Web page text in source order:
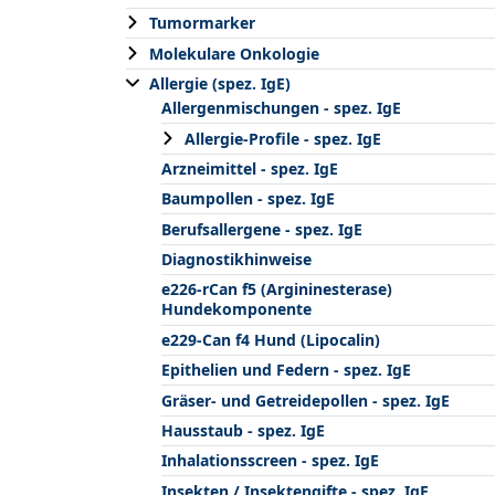
Tumormarker
Molekulare Onkologie
Allergie (spez. IgE)
Allergenmischungen - spez. IgE
Allergie-Profile - spez. IgE
Arzneimittel - spez. IgE
Baumpollen - spez. IgE
Berufsallergene - spez. IgE
Diagnostikhinweise
e226-rCan f5 (Argininesterase)
Hundekomponente
e229-Can f4 Hund (Lipocalin)
Epithelien und Federn - spez. IgE
Gräser- und Getreidepollen - spez. IgE
Hausstaub - spez. IgE
Inhalationsscreen - spez. IgE
Insekten / Insektengifte - spez. IgE